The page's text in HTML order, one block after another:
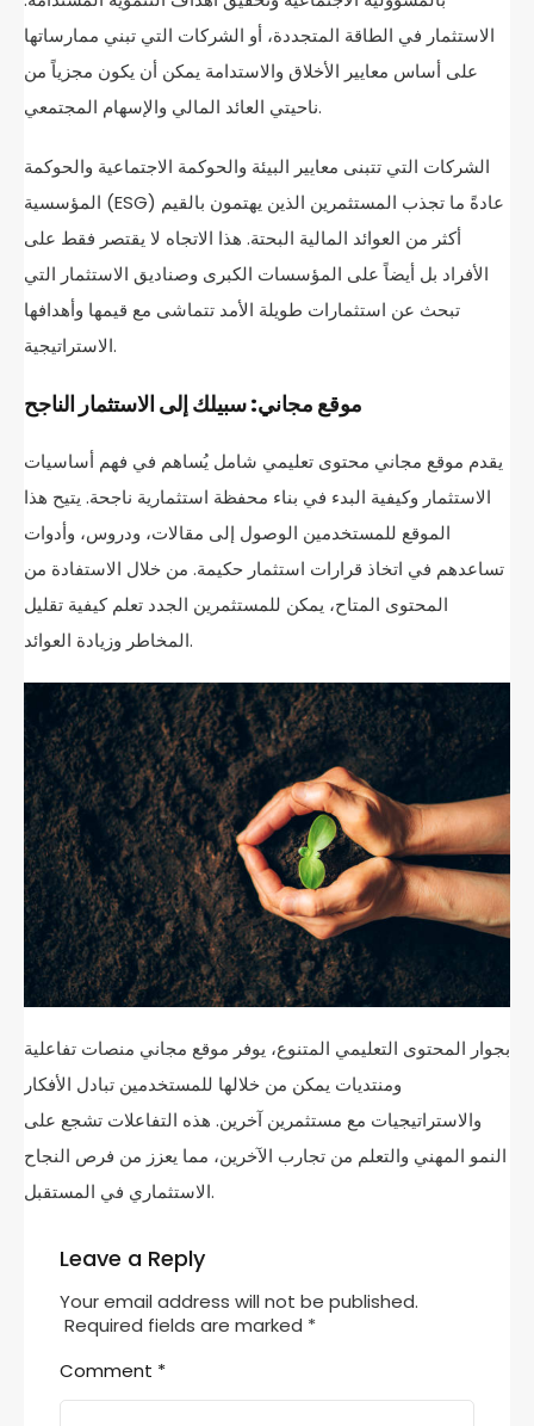
الاستثمار في الطاقة المتجددة، أو الشركات التي تبني ممارساتها
على أساس معايير الأخلاق والاستدامة يمكن أن يكون مجزياً من
ناحيتي العائد المالي والإسهام المجتمعي.
الشركات التي تتبنى معايير البيئة والحوكمة الاجتماعية والحوكمة
المؤسسية (ESG) عادةً ما تجذب المستثمرين الذين يهتمون بالقيم
أكثر من العوائد المالية البحتة. هذا الاتجاه لا يقتصر فقط على
الأفراد بل أيضاً على المؤسسات الكبرى وصناديق الاستثمار التي
تبحث عن استثمارات طويلة الأمد تتماشى مع قيمها وأهدافها
الاستراتيجية.
موقع مجاني: سبيلك إلى الاستثمار الناجح
يقدم موقع مجاني محتوى تعليمي شامل يُساهم في فهم أساسيات
الاستثمار وكيفية البدء في بناء محفظة استثمارية ناجحة. يتيح هذا
الموقع للمستخدمين الوصول إلى مقالات، ودروس، وأدوات
تساعدهم في اتخاذ قرارات استثمار حكيمة. من خلال الاستفادة من
المحتوى المتاح، يمكن للمستثمرين الجدد تعلم كيفية تقليل
المخاطر وزيادة العوائد.
بجوار المحتوى التعليمي المتنوع، يوفر موقع مجاني منصات تفاعلية
ومنتديات يمكن من خلالها للمستخدمين تبادل الأفكار
والاستراتيجيات مع مستثمرين آخرين. هذه التفاعلات تشجع على
النمو المهني والتعلم من تجارب الآخرين، مما يعزز من فرص النجاح
الاستثماري في المستقبل.
Leave a Reply
Your email address will not be published.
Required fields are marked *
Comment *